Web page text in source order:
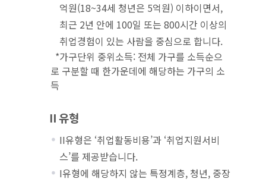
억원(18~34세 청년은 5억원) 이하이면서,
최근 2년 안에 100일 또는 800시간 이상의
취업경험이 있는 사람을 중심으로 합니다.
*가구단위 중위소득: 전체 가구를 소득순으
로 구분할 때 한가운데에 해당하는 가구의 소
득
Ⅱ유형
II유형은 ‘취업활동비용’과 ‘취업지원서비
스’를 제공받습니다.
I유형에 해당하지 않는 특정계층, 청년, 중장